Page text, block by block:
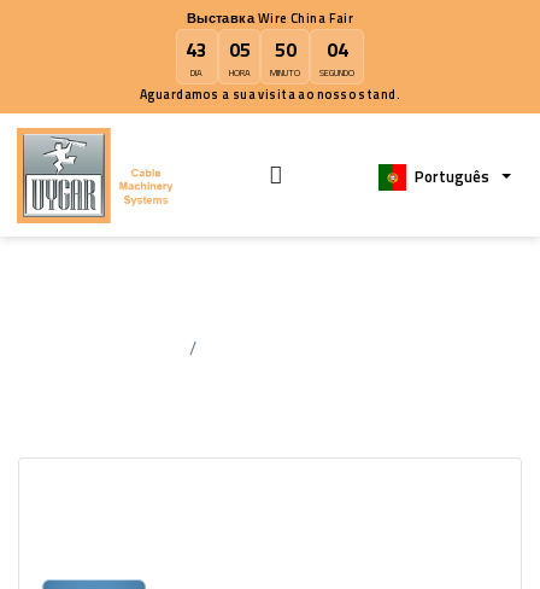
Выставка Wire China Fair
43
DIA
05
HORA
50
MINUTO SEGUNDO